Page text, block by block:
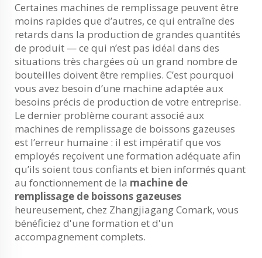
Certaines machines de remplissage peuvent être
moins rapides que d’autres, ce qui entraîne des
retards dans la production de grandes quantités
de produit — ce qui n’est pas idéal dans des
situations très chargées où un grand nombre de
bouteilles doivent être remplies. C’est pourquoi
vous avez besoin d’une machine adaptée aux
besoins précis de production de votre entreprise.
Le dernier problème courant associé aux
machines de remplissage de boissons gazeuses
est l’erreur humaine : il est impératif que vos
employés reçoivent une formation adéquate afin
qu’ils soient tous confiants et bien informés quant
au fonctionnement de la machine de
remplissage de boissons gazeuses
heureusement, chez Zhangjiagang Comark, vous
bénéficiez d'une formation et d'un
accompagnement complets.